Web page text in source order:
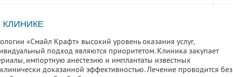
«Смайл Крафт» высокий уровень оказания услуг,
подход являются приоритетом. Клиника закупает
импортную анестезию и имплантаты известных
доказанной эффективностью. Лечение проводится без